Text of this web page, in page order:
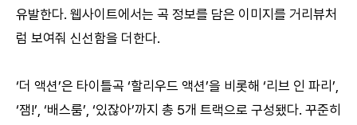
유발한다. 웹사이트에서는 곡 정보를 담은 이미지를 거리뷰처
럼 보여줘 신선함을 더한다.
‘더 액션’은 타이틀곡 ‘할리우드 액션’을 비롯해 ‘리브 인 파리’,
‘잼!’, ‘배스룸’, ‘있잖아’까지 총 5개 트랙으로 구성됐다. 꾸준히